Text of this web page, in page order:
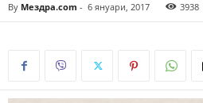
By Мездра.com - 6 януари, 2017 3938